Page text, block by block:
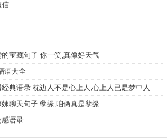
信
宝藏句子 你一笑,真像好天气
语大全
典语录 枕边人不是心上人,心上人已是梦中人
聊天句子 孽缘,咱俩真是孽缘
感语录